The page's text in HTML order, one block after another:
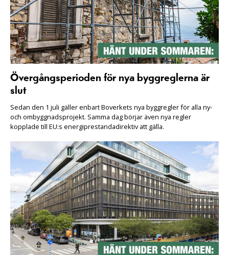
Övergångsperioden för nya byggreglerna är
slut
Sedan den 1 juli gäller enbart Boverkets nya byggregler för alla ny-
och ombyggnadsprojekt. Samma dag börjar även nya regler
kopplade till EU:s energiprestandadirektiv att gälla.